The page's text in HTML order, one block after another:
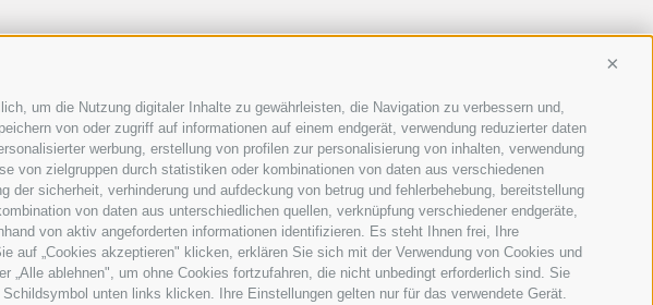
um die Nutzung digitaler Inhalte zu gewährleisten, die Navigation zu verbessern und,
von oder zugriff auf informationen auf einem endgerät, verwendung reduzierter daten
werbung, erstellung von profilen zur personalisierung von inhalten, verwendung
von zielgruppen durch statistiken oder kombinationen von daten aus verschiedenen
sicherheit, verhinderung und aufdeckung von betrug und fehlerbehebung, bereitstellung
von daten aus unterschiedlichen quellen, verknüpfung verschiedener endgeräte,
von aktiv angeforderten informationen identifizieren. Es steht Ihnen frei, Ihre
„Cookies akzeptieren" klicken, erklären Sie sich mit der Verwendung von Cookies und
„Alle ablehnen", um ohne Cookies fortzufahren, die nicht unbedingt erforderlich sind. Sie
unten links klicken. Ihre Einstellungen gelten nur für das verwendete Gerät.